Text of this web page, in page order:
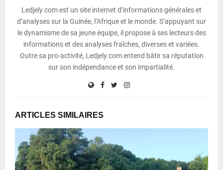
Ledjely.com est un site internet d’informations générales et
d’analyses sur la Guinée, l’Afrique et le monde. S’appuyant sur
le dynamisme de sa jeune équipe, il propose à ses lecteurs des
informations et des analyses fraîches, diverses et variées.
Outre sa pro-activité, Ledjely.com entend bâtir sa réputation
sur son indépendance et son impartialité.
ARTICLES SIMILAIRES